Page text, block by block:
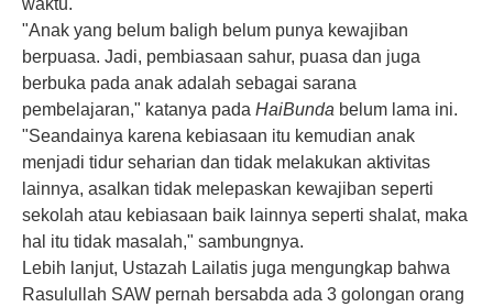
"Anak yang belum baligh belum punya kewajiban
berpuasa. Jadi, pembiasaan sahur, puasa dan juga
berbuka pada anak adalah sebagai sarana
pembelajaran," katanya pada HaiBunda belum lama ini.
"Seandainya karena kebiasaan itu kemudian anak
menjadi tidur seharian dan tidak melakukan aktivitas
lainnya, asalkan tidak melepaskan kewajiban seperti
sekolah atau kebiasaan baik lainnya seperti shalat, maka
hal itu tidak masalah," sambungnya.
Lebih lanjut, Ustazah Lailatis juga mengungkap bahwa
Rasulullah SAW pernah bersabda ada 3 golongan orang